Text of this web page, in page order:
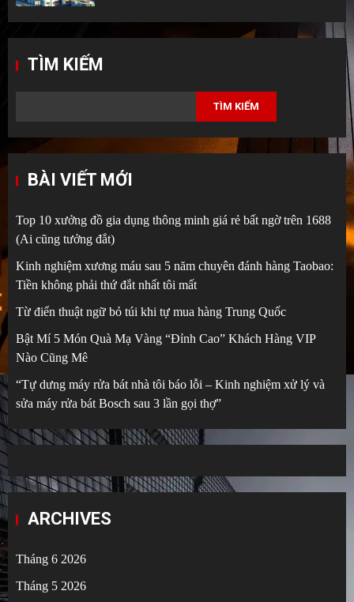
TÌM KIẾM
TÌM KIẾM
BÀI VIẾT MỚI
Top 10 xưởng đồ gia dụng thông minh giá rẻ bất ngờ trên 1688
(Ai cũng tưởng đắt)
Kinh nghiệm xương máu sau 5 năm chuyên đánh hàng Taobao:
Tiền không phải thứ đắt nhất tôi mất
Từ điển thuật ngữ bỏ túi khi tự mua hàng Trung Quốc
Bật Mí 5 Món Quà Mạ Vàng “Đỉnh Cao” Khách Hàng VIP
Nào Cũng Mê
“Tự dưng máy rửa bát nhà tôi báo lỗi – Kinh nghiệm xử lý và
sửa máy rửa bát Bosch sau 3 lần gọi thợ”
ARCHIVES
Tháng 6 2026
Tháng 5 2026